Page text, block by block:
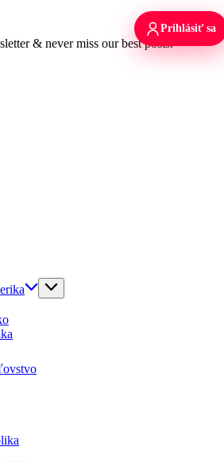
& never miss our best posts.
Prihlásiť sa